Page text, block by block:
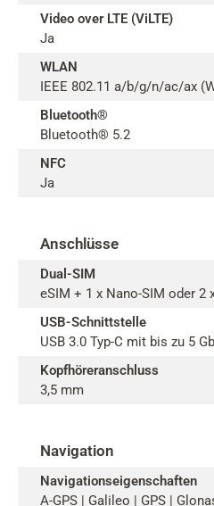
Video over LTE (ViLTE)
Ja
WLAN
IEEE 802.11 a/b/g/n/ac/ax
Bluetooth®
Bluetooth® 5.2
NFC
Ja
Anschlüsse
Dual-SIM
eSIM + 1 x Nano-SIM oder 2
USB-Schnittstelle
USB 3.0 Typ-C mit bis zu 5
Kopfhöreranschluss
3,5 mm
Navigation
Navigationseigenschaften
A-GPS | Galileo | GPS |